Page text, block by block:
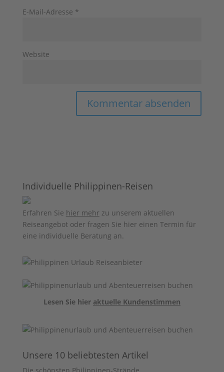
E-Mail-Adresse *
Website
Individuelle Philippinen-Reisen
Erfahren Sie hier mehr zu unserem aktuellen
Reiseangebot oder fragen Sie hier einen Termin für
eine individuelle Beratung an.
Lesen Sie hier aktuelle Kundenstimmen
Unsere 10 beliebtesten Artikel